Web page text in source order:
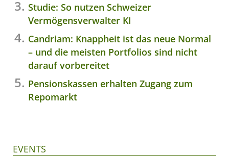
Studie: So nutzen Schweizer
Vermögensverwalter KI
Candriam: Knappheit ist das neue Normal
– und die meisten Portfolios sind nicht
darauf vorbereitet
Pensionskassen erhalten Zugang zum
Repomarkt
EVENTS